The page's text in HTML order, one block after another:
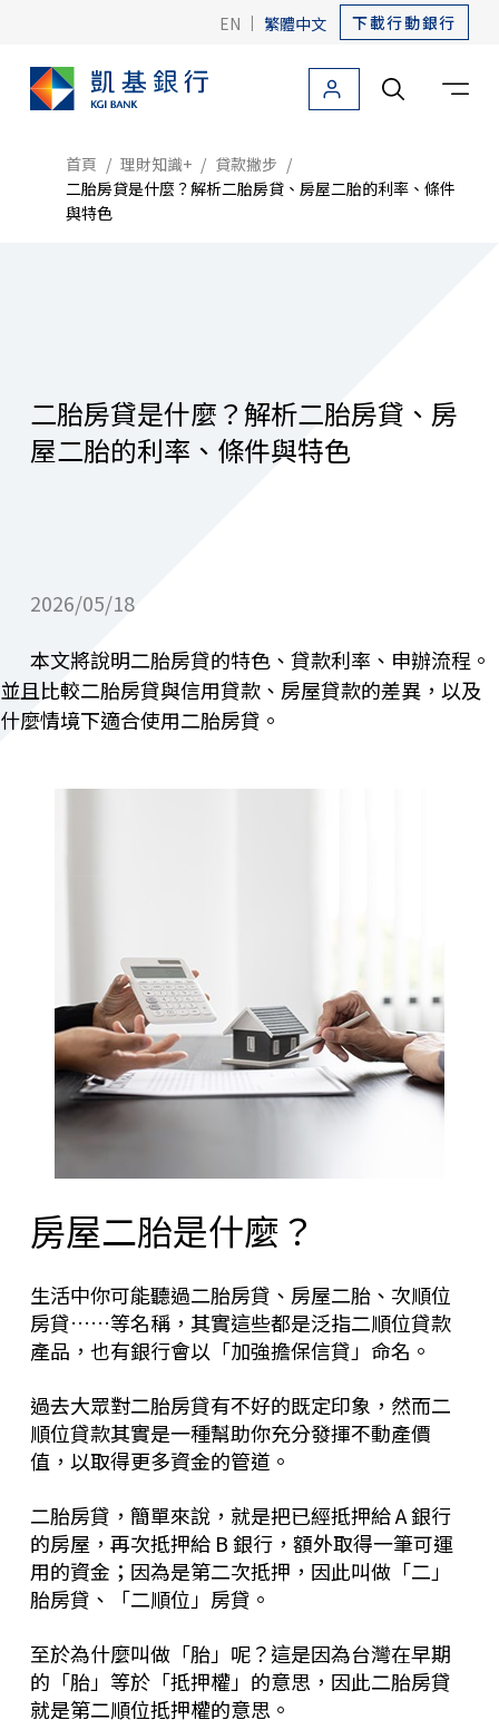
EN | 繁體中文 下載行動銀行
個人金融 法人金融 關於凱基 友善金融
個人金融首頁
外匯
投資理財
數位金融
集團成員
聯絡我們
首頁 理財知識+
貸款撇步
二胎房貸是什麼？解析二胎房貸、房屋二胎的利率、條件
與特色
二胎房貸是什麼？解析二胎房貸、房
屋二胎的利率、條件與特色
2026/05/18
本文將說明二胎房貸的特色、貸款利率、申辦流程。
並且比較二胎房貸與信用貸款、房屋貸款的差異，以及
什麼情境下適合使用二胎房貸。
房屋二胎是什麼？
生活中你可能聽過二胎房貸、房屋二胎、次順位
房貸……等名稱，其實這些都是泛指二順位貸款
產品，也有銀行會以「加強擔保信貸」命名。
過去大眾對二胎房貸有不好的既定印象，然而二
順位貸款其實是一種幫助你充分發揮不動產價
值，以取得更多資金的管道。
二胎房貸，簡單來說，就是把已經抵押給 A 銀行
的房屋，再次抵押給 B 銀行，額外取得一筆可運
用的資金；因為是第二次抵押，因此叫做「二」
胎房貸、「二順位」房貸。
至於為什麼叫做「胎」呢？這是因為台灣在早期
的「胎」等於「抵押權」的意思，因此二胎房貸
就是第二順位抵押權的意思。